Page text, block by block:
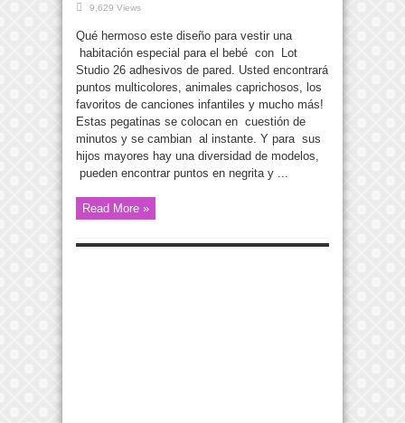
9,629 Views
Qué hermoso este diseño para vestir una
habitación especial para el bebé con Lot
Studio 26 adhesivos de pared. Usted encontrará
puntos multicolores, animales caprichosos, los
favoritos de canciones infantiles y mucho más!
Estas pegatinas se colocan en cuestión de
minutos y se cambian al instante. Y para sus
hijos mayores hay una diversidad de modelos,
pueden encontrar puntos en negrita y ...
Read More »